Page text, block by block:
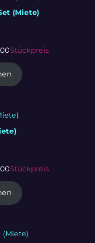
(Miete)
Stückpreis
Stückpreis